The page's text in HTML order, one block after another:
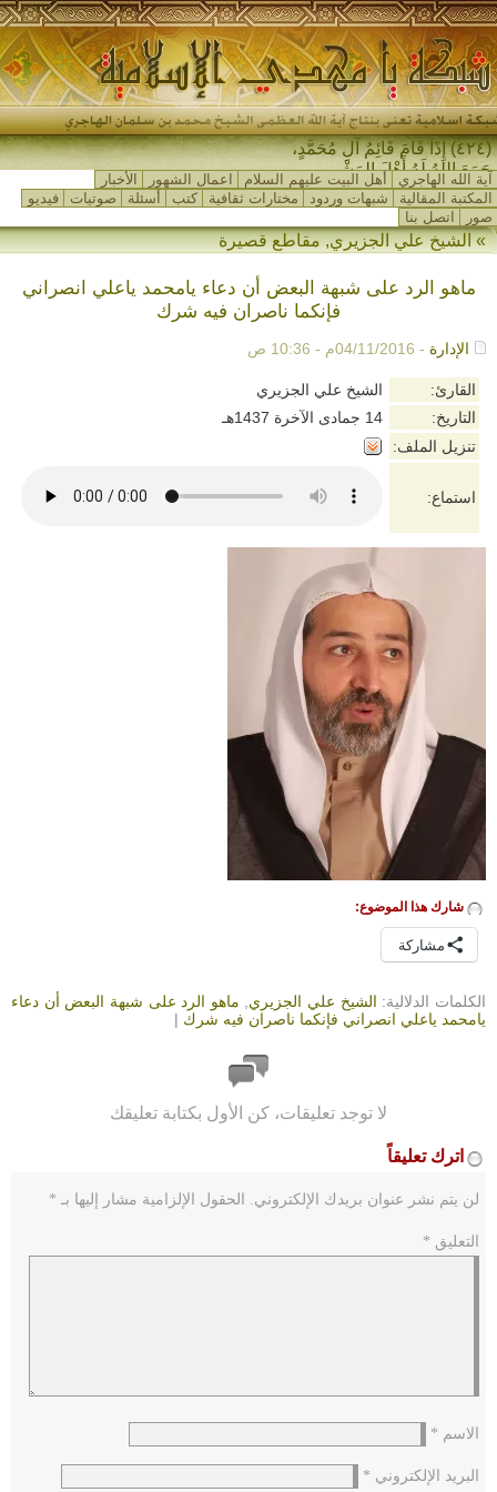
(٤٢٤) إِذَا قَامَ قَائِمُ آلِ مُحَمَّدٍ،
جَمَعَ اللهُ لَهُ أَهْلَ المَشْرِقِ-
آية الله الهاجري أهل البيت عليهم السلام اعمال الشهور
الأخبار
المكتبة المقالية
شبهات وردود مختارات ثقافية كتب أسئلة صوتيات
فيديو
صور
اتصل بنا
»الشيخ علي الجزيري,مقاطع قصيرة
ماهو الرد على شبهة البعض أن دعاء يامحمد ياعلي انصراني
فإنكما ناصران فيه شرك
الإدارة - 04/11/2016م - 10:36 ص
القارئ:
الشيخ علي الجزيري
التاريخ:
14 جمادى الآخرة 1437هـ
تنزيل الملف:
استماع:
شارك هذا الموضوع:
مشاركة
الكلمات الدلالية: الشيخ علي الجزيري
ماهو الرد على شبهة البعض أن دعاء
يامحمد ياعلي انصراني فإنكما ناصران فيه شرك |
لا توجد تعليقات، كن الأول بكتابة تعليقك
اترك تعليقاً
لن يتم نشر عنوان بريدك الإلكتروني. الحقول الإلزامية مشار إليها بـ *
التعليق *
الاسم *
البريد الإلكتروني *